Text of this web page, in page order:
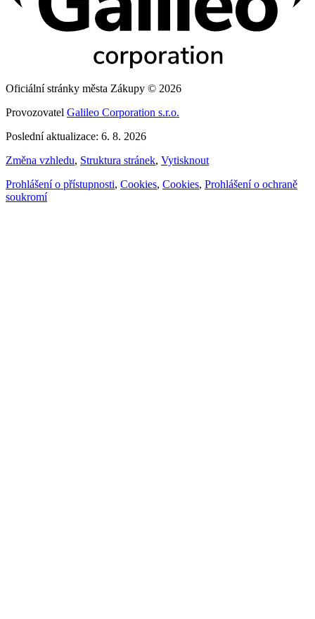
Oficiální stránky města Zákupy © 2026
Provozovatel Galileo Corporation s.r.o.
Poslední aktualizace: 6. 8. 2026
Změna vzhledu, Struktura stránek, Vytisknout
Prohlášení o přístupnosti, Cookies, Cookies, Prohlášení o ochraně
soukromí